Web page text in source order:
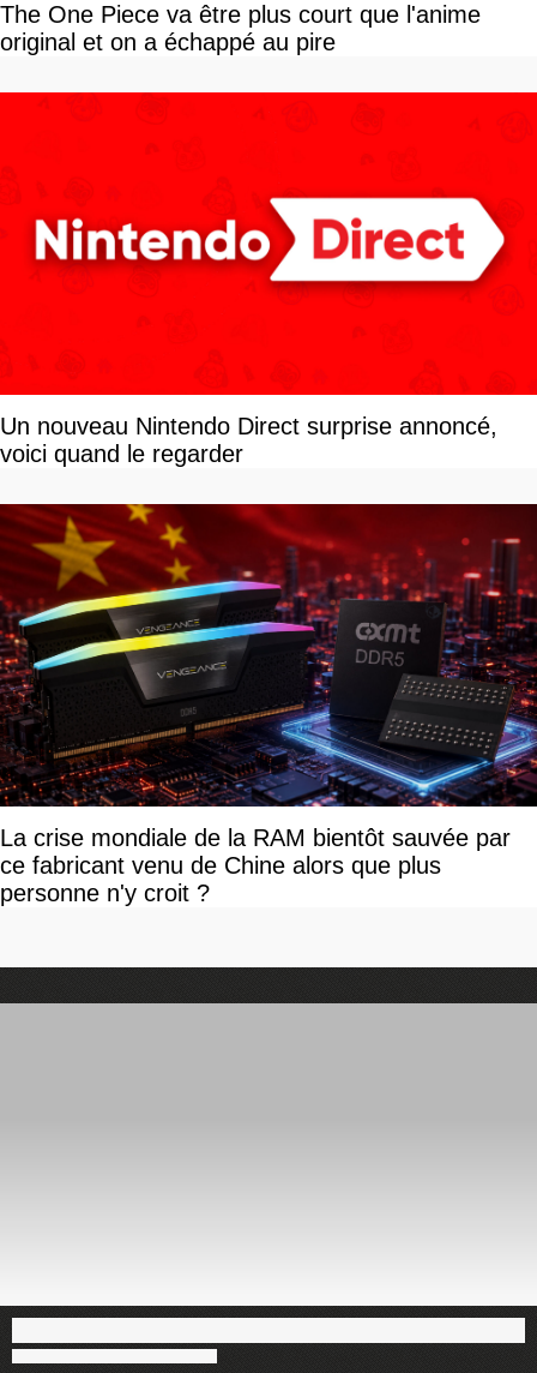
The One Piece va être plus court que l'anime
original et on a échappé au pire
Un nouveau Nintendo Direct surprise annoncé,
voici quand le regarder
La crise mondiale de la RAM bientôt sauvée par
ce fabricant venu de Chine alors que plus
personne n'y croit ?